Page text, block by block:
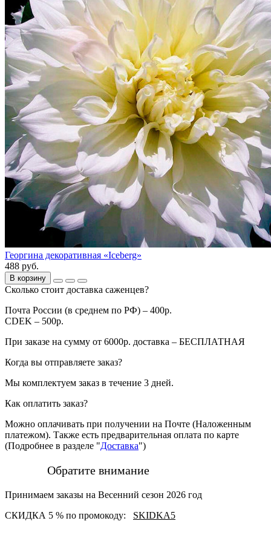
Георгина декоративная «Iceberg»
488 руб.
В корзину
Сколько стоит доставка саженцев?
Почта России (в среднем по РФ) – 400р.
CDEK – 500р.
При заказе на сумму от 6000р. доставка – БЕСПЛАТНАЯ
Когда вы отправляете заказ?
Мы комплектуем заказ в течение 3 дней.
Как оплатить заказ?
Можно оплачивать при получении на Почте (Наложенным
платежом). Также есть предварительная оплата по карте
(Подробнее в разделе "Доставка")
Обратите внимание
Принимаем заказы на Весенний сезон 2026 год
СКИДКА 5 % по промокоду: SKIDKA5